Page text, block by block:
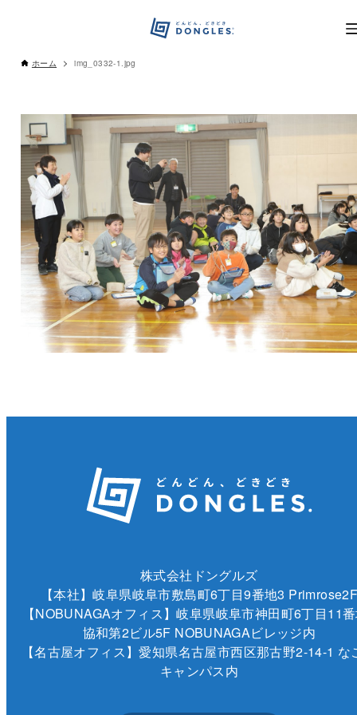
ホーム img_0332-1.jpg
株式会社ドングルズ
【本社】岐阜県岐阜市敷島町6丁目9番地3
【NOBUNAGAオフィス】岐阜県岐阜市神田町6丁目11
協和第2ビル5F NOBUNAGAビレッジ内
【名古屋オフィス】愛知県名古屋市西区那古野2-14-1 な
キャンパス内